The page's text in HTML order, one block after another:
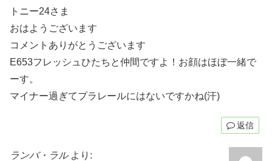
トニー24さま
おはようございます
コメントありがとうございます
E653フレッシュひたちと仲間ですよ！お顔はほぼ一緒で
ーす。
マイナー過ぎてプラレールにはないですかね(汗)
返信
ランバ・ラル より: